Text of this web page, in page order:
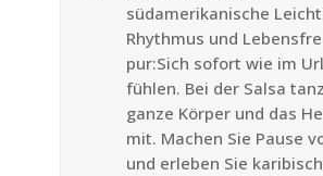
südamerikanische
Rhythmus und
pur:Sich sofort wie im
fühlen. Bei der Salsa
ganze Körper und das
mit. Machen Sie Pause
und erleben Sie